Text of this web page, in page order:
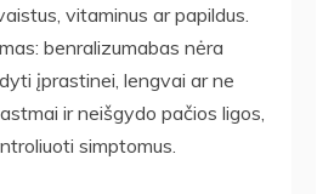
vitaminus ar papildus.
benralizumabas nėra
įprastinei, lengvai ar ne
ir neišgydo pačios ligos,
simptomus.